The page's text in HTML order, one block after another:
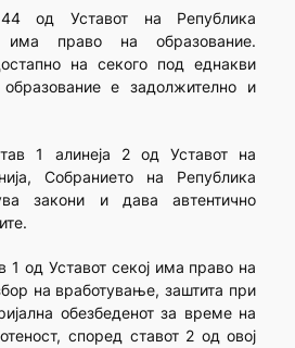
од Уставот на Република
има право на образование.
на секого под еднакви
е задолжително и
1 алинеја 2 од Уставот на
Собранието на Република
закони и дава автентично
1 од Уставот секој има право на
на вработување, заштита при
обезбеденот за време на
според ставот 2 од овој